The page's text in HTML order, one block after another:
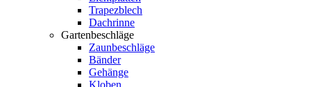
Trapezblech
Dachrinne
Gartenbeschläge
Zaunbeschläge
Bänder
Gehänge
Kloben